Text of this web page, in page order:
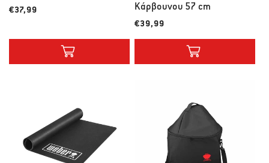
Λιανική τιμή
€37,99
Κάρβουνου 57 cm
Λιανική τιμή
€39,99